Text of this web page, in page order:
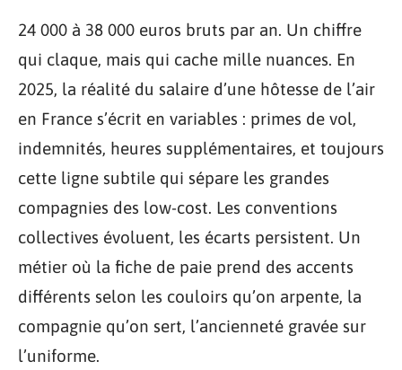
24 000 à 38 000 euros bruts par an. Un chiffre
qui claque, mais qui cache mille nuances. En
2025, la réalité du salaire d’une hôtesse de l’air
en France s’écrit en variables : primes de vol,
indemnités, heures supplémentaires, et toujours
cette ligne subtile qui sépare les grandes
compagnies des low-cost. Les conventions
collectives évoluent, les écarts persistent. Un
métier où la fiche de paie prend des accents
différents selon les couloirs qu’on arpente, la
compagnie qu’on sert, l’ancienneté gravée sur
l’uniforme.